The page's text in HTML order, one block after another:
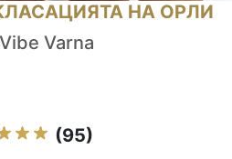
НА ОРЛИ
Varna
(95)